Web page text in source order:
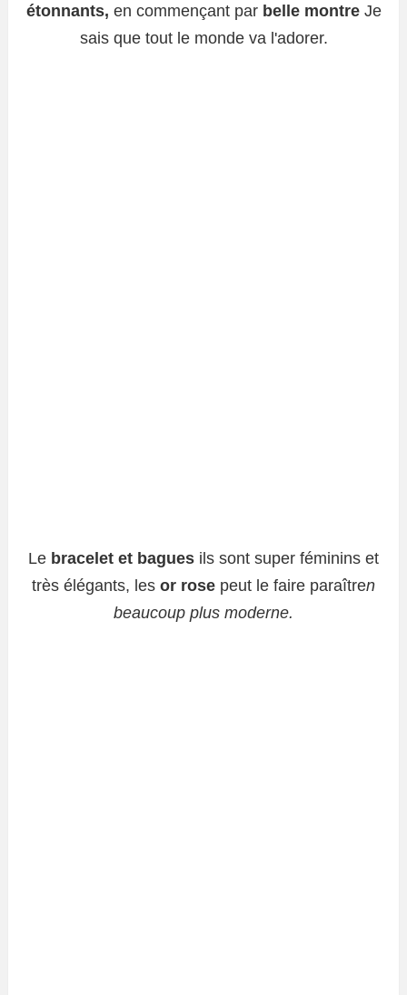
étonnants, en commençant par belle montreJe
sais que tout le monde va l'adorer.
Le bracelet et bagues ils sont super féminins et
très élégants, les or rose peut le faire paraîtren
beaucoup plus moderne.